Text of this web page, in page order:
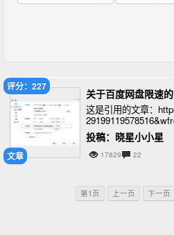
文章
评分：227
关于百度网盘限速
这是引用的文章：
投稿：晓星小小星
17829 22
第1页 上一页 下一页